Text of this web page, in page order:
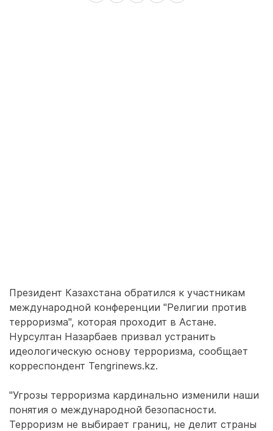
Президент Казахстана обратился к участникам
международной конференции "Религии против
терроризма", которая проходит в Астане.
Нурсултан Назарбаев призвал устранить
идеологическую основу терроризма, сообщает
корреспондент Tengrinews.kz.
"Угрозы терроризма кардинально изменили наши
понятия о международной безопасности.
Терроризм не выбирает границ, не делит страны